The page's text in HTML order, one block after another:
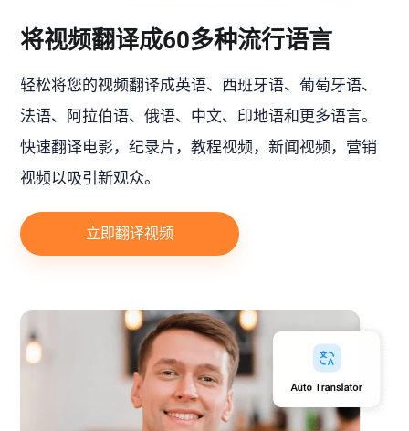
将视频翻译成60多种流行语言
轻松将您的视频翻译成英语、西班牙语、葡萄牙语、
法语、阿拉伯语、俄语、中文、印地语和更多语言。
快速翻译电影，纪录片，教程视频，新闻视频，营销
视频以吸引新观众。
立即翻译视频